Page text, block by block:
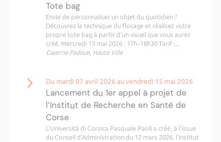
Tote bag
Envie de personnaliser un objet du quotidien ?
Découvrez la technique du flocage et réalisez votre
propre tote bag à partir d’un visuel que vous aurez
créé. Mercredi 13 mai 2026 : 17h–18h30 Tarif :...
Caserne Padoue, Haute Ville
Du mardi 07 avril 2026 au vendredi 15 mai 2026
Lancement du 1er appel à projet de
l’Institut de Recherche en Santé de
Corse
L’Università di Corsica Pasquale Paoli a créé, à l'issue
du Conseil d'Administration du 12 mars 2026, l’Institut